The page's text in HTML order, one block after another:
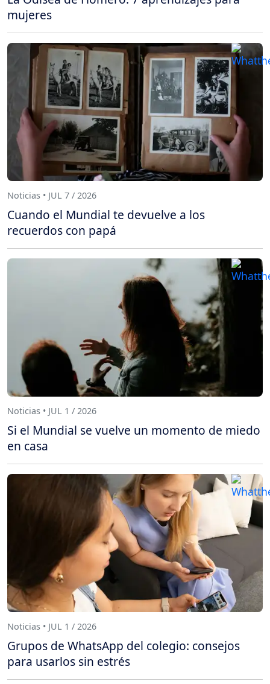
mujeres
Noticias • JUL 7 / 2026
Cuando el Mundial te devuelve a los
recuerdos con papá
Noticias • JUL 1 / 2026
Si el Mundial se vuelve un momento de miedo
en casa
Noticias • JUL 1 / 2026
Grupos de WhatsApp del colegio: consejos
para usarlos sin estrés